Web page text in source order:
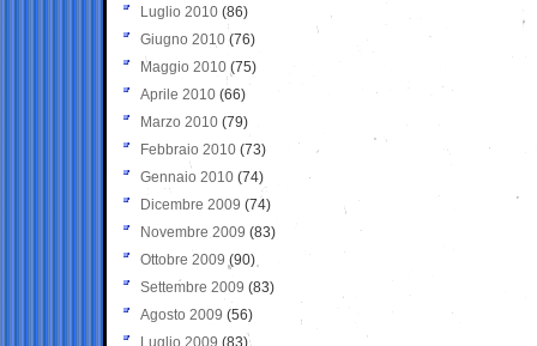
Luglio 2010 (86)
Giugno 2010 (76)
Maggio 2010 (75)
Aprile 2010 (66)
Marzo 2010 (79)
Febbraio 2010 (73)
Gennaio 2010 (74)
Dicembre 2009 (74)
Novembre 2009 (83)
Ottobre 2009 (90)
Settembre 2009 (83)
Agosto 2009 (56)
Luglio 2009 (83)